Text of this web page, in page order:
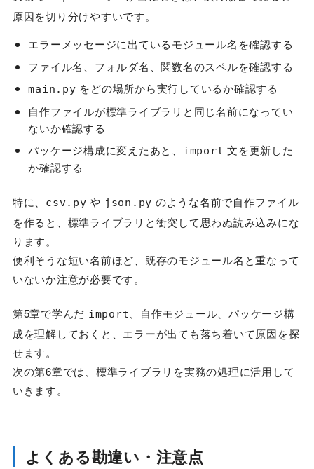
原因を切り分けやすいです。
エラーメッセージに出ているモジュール名を確認する
ファイル名、フォルダ名、関数名のスペルを確認する
main.py をどの場所から実行しているか確認する
自作ファイルが標準ライブラリと同じ名前になってい
ないか確認する
パッケージ構成に変えたあと、
import 文を更新した
か確認する
特に、 csv.py や json.py のような名前で自作ファイル
を作ると、標準ライブラリと衝突して思わぬ読み込みにな
ります。
便利そうな短い名前ほど、既存のモジュール名と重なって
いないか注意が必要です。
第5章で学んだ import
、自作モジュール、パッケージ構
成を理解しておくと、エラーが出ても落ち着いて原因を探
せます。
次の第6章では、標準ライブラリを実務の処理に活用して
いきます。
よくある勘違い・注意点